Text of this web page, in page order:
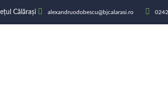
Călărași alexandruodobescu@bjcalarasi.ro